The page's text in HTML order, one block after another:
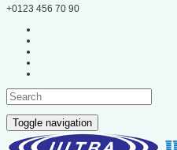
+0123 456 70 90
Toggle navigation